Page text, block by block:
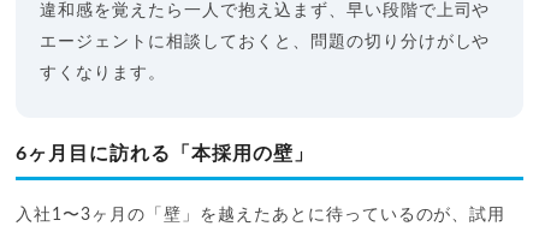
違和感を覚えたら一人で抱え込まず、早い段階で上司や
エージェントに相談しておくと、問題の切り分けがしや
すくなります。
6ヶ月目に訪れる「本採用の壁」
入社1〜3ヶ月の「壁」を越えたあとに待っているのが、試用